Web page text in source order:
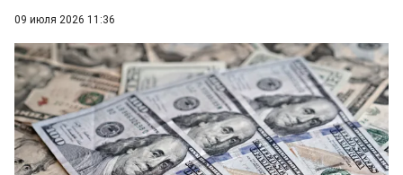
09 июля 2026 11:36